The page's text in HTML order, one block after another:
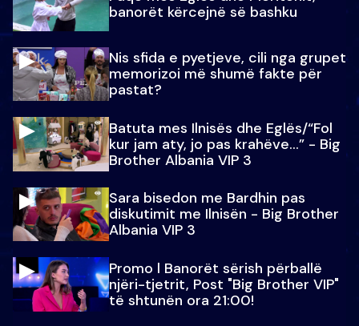
banorët kërcejnë së bashku
Nis sfida e pyetjeve, cili nga grupet
memorizoi më shumë fakte për
pastat?
Batuta mes Ilnisës dhe Eglës/“Fol
kur jam aty, jo pas krahëve…” - Big
Brother Albania VIP 3
Sara bisedon me Bardhin pas
diskutimit me Ilnisën - Big Brother
Albania VIP 3
Promo l Banorët sërish përballë
njëri-tjetrit, Post "Big Brother VIP"
të shtunën ora 21:00!